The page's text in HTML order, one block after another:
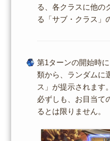
る、各クラスに他の
る「サブ・クラス」
第1ターンの開始時
類から、ランダムに
ス」が提示されます。
必ずしも、お目当て
るとは限りません。